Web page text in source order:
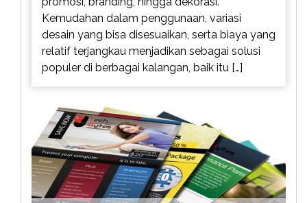
Kemudahan dalam penggunaan, variasi
desain yang bisa disesuaikan, serta biaya yang
relatif terjangkau menjadikan sebagai solusi
populer di berbagai kalangan, baik itu […]